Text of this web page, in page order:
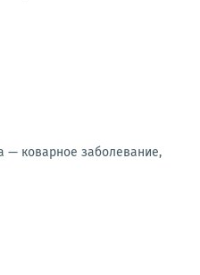
— коварное заболевание,